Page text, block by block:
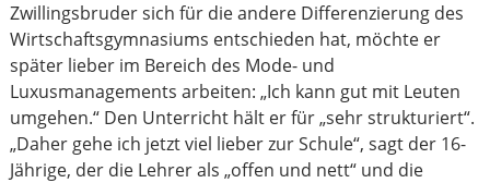
Zwillingsbruder sich für die andere Differenzierung des
Wirtschaftsgymnasiums entschieden hat, möchte er
später lieber im Bereich des Mode- und
Luxusmanagements arbeiten: „Ich kann gut mit Leuten
umgehen.“ Den Unterricht hält er für „sehr strukturiert“.
„Daher gehe ich jetzt viel lieber zur Schule“, sagt der 16-
Jährige, der die Lehrer als „offen und nett“ und die